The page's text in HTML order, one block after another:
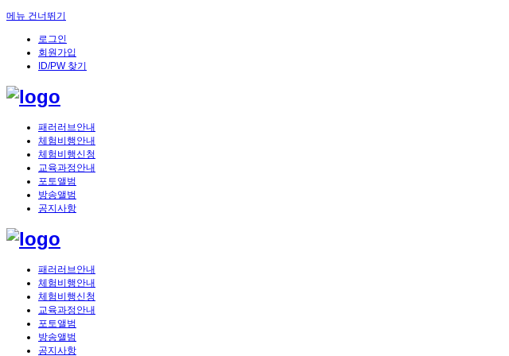
메뉴 건너뛰기
로그인
회원가입
ID/PW 찾기
패러러브안내
체험비행안내
체험비행신청
교육과정안내
포토앨범
방송앨범
공지사항
패러러브안내
체험비행안내
체험비행신청
교육과정안내
포토앨범
방송앨범
공지사항